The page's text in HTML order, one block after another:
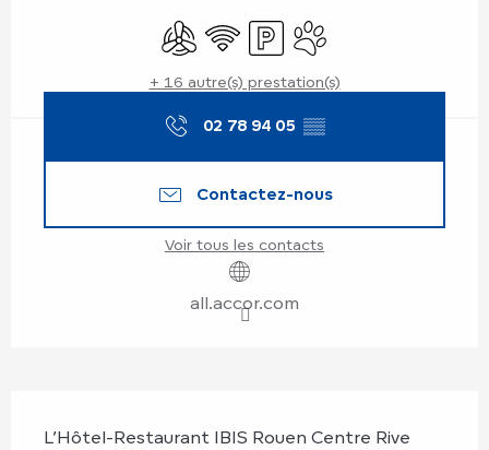
Air conditionné
WiFi ParkingAnimaux acceptés
+ 16 autre(s) prestation(s)
02 78 94 05 ▒▒
Contactez-nous
Voir tous les contacts
all.accor.com
L’Hôtel-Restaurant IBIS Rouen Centre Rive